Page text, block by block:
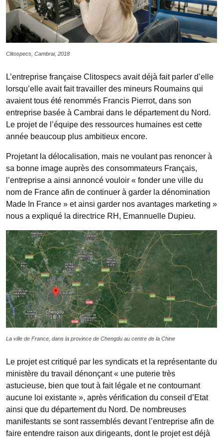
Clitospecs, Cambrai, 2018
L’entreprise française Clitospecs avait déjà fait parler d’elle
lorsqu’elle avait fait travailler des mineurs Roumains qui
avaient tous été renommés Francis Pierrot, dans son
entreprise basée à Cambrai dans le département du Nord.
Le projet de l’équipe des ressources humaines est cette
année beaucoup plus ambitieux encore.
Projetant la délocalisation, mais ne voulant pas renoncer à
sa bonne image auprès des consommateurs Français,
l’entreprise a ainsi annoncé vouloir « fonder une ville du
nom de France afin de continuer à garder la dénomination
Made In France » et ainsi garder nos avantages marketing »
nous a expliqué la directrice RH, Emannuelle Dupieu.
La ville de France, dans la province de Chengdu au centre de la Chine
Le projet est critiqué par les syndicats et la représentante du
ministère du travail dénonçant « une puterie très
astucieuse, bien que tout à fait légale et ne contournant
aucune loi existante », après vérification du conseil d’Etat
ainsi que du département du Nord. De nombreuses
manifestants se sont rassemblés devant l’entreprise afin de
faire entendre raison aux dirigeants, dont le projet est déjà